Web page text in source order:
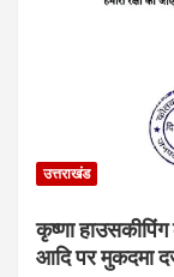
उत्तराखंड
कृष्णा
आदि पर मुकदमा